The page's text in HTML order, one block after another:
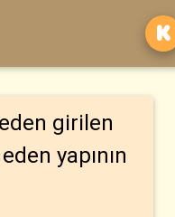
girilen
yapının